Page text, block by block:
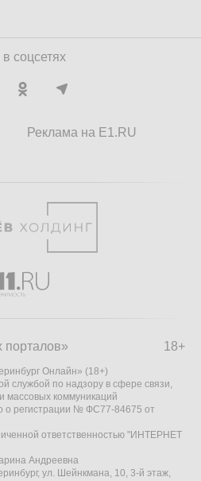
соцсетях
Реклама на E1.RU
18+
Онлайн» (18+)
службой по надзору в сфере связи,
массовых коммуникаций
о регистрации № ФС77-84675 от
ответственностью "ИНТЕРНЕТ
Андреевна
ул. Шейнкмана, 10, 3-й этаж,